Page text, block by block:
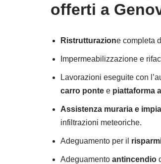
offerti a
Ristrutturazione completa
Impermeabilizzazione e
Lavorazioni eseguite con
carro ponte e piattaforma
Assistenza muraria e
infiltrazioni meteoriche.
Adeguamento per il
Adeguamento antincendio